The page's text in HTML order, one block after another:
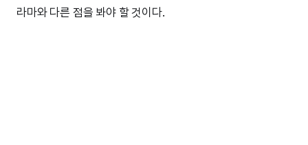
라마와 다른 점을 봐야 할 것이다.